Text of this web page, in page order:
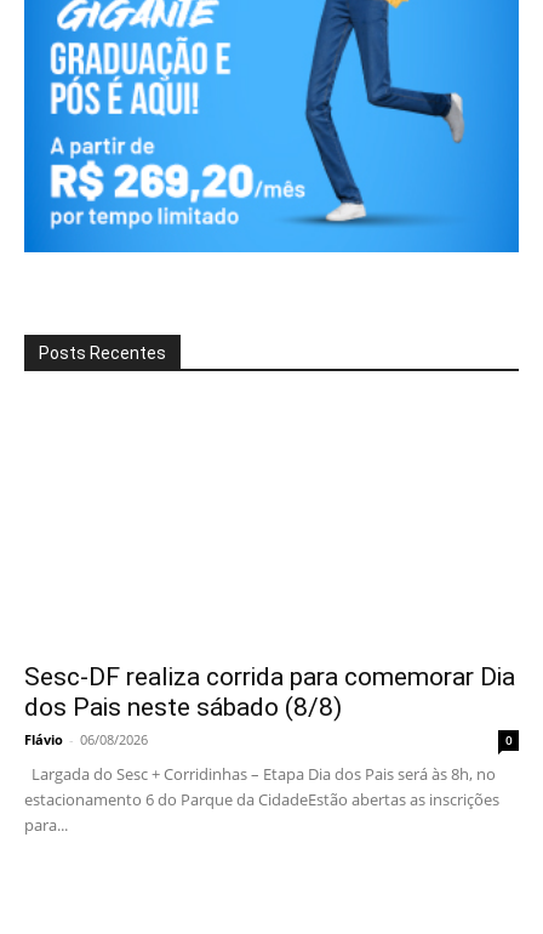
Posts Recentes
Sesc-DF realiza corrida para comemorar Dia
dos Pais neste sábado (8/8)
Flávio - 06/08/2026 0
Largada do Sesc + Corridinhas – Etapa Dia dos Pais será às 8h, no
estacionamento 6 do Parque da CidadeEstão abertas as inscrições
para...